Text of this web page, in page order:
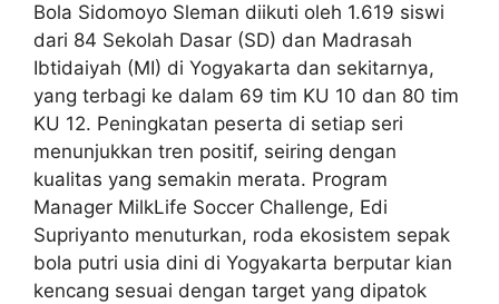
Bola Sidomoyo Sleman diikuti oleh 1.619 siswi
dari 84 Sekolah Dasar (SD) dan Madrasah
Ibtidaiyah (MI) di Yogyakarta dan sekitarnya,
yang terbagi ke dalam 69 tim KU 10 dan 80 tim
KU 12. Peningkatan peserta di setiap seri
menunjukkan tren positif, seiring dengan
kualitas yang semakin merata. Program
Manager MilkLife Soccer Challenge, Edi
Supriyanto menuturkan, roda ekosistem sepak
bola putri usia dini di Yogyakarta berputar kian
kencang sesuai dengan target yang dipatok